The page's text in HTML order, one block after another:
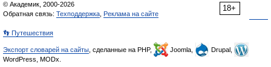
18+
© Академик, 2000-2026
Обратная связь: Техподдержка Реклама на сайте
👣 Путешествия
Экспорт словарей на сайты , сделанные на PHP, Joomla,
Drupal,
WordPress, MODx.